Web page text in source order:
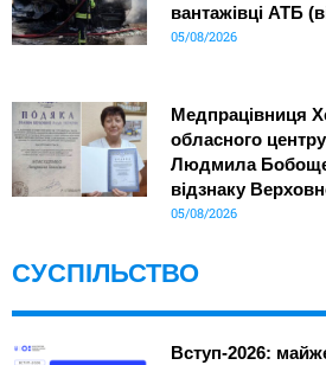
вантажівці АТБ
05/08/2026
Медпрацівниця
обласного
Людмила
відзнаку
05/08/2026
СУСПІЛЬСТВО
Вступ-2026: